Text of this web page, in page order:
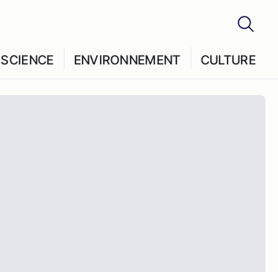
SCIENCE ENVIRONNEMENT CULTURE